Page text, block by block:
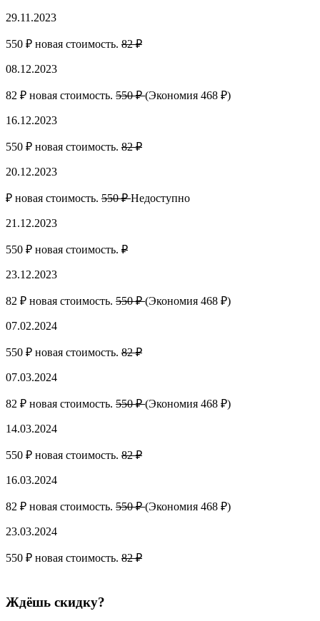
29.11.2023
550 ₽ новая стоимость. 82 ₽
08.12.2023
82 ₽ новая стоимость. 550 ₽(Экономия 468 ₽)
16.12.2023
550 ₽ новая стоимость. 82 ₽
20.12.2023
₽ новая стоимость. 550 ₽Недоступно
21.12.2023
550 ₽ новая стоимость. ₽
23.12.2023
82 ₽ новая стоимость. 550 ₽(Экономия 468 ₽)
07.02.2024
550 ₽ новая стоимость. 82 ₽
07.03.2024
82 ₽ новая стоимость. 550 ₽(Экономия 468 ₽)
14.03.2024
550 ₽ новая стоимость. 82 ₽
16.03.2024
82 ₽ новая стоимость. 550 ₽(Экономия 468 ₽)
23.03.2024
550 ₽ новая стоимость. 82 ₽
Ждёшь скидку?